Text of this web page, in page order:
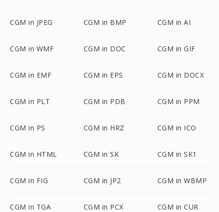
CGM in JPEG CGM in BMP CGM in AI
CGM in WMF CGM in DOC CGM in GIF
CGM in EMF CGM in EPS CGM in DOCX
CGM in PLT CGM in PDB CGM in PPM
CGM in PS CGM in HRZ CGM in ICO
CGM in HTML CGM in SK CGM in SK1
CGM in FIG CGM in JP2 CGM in WBMP
CGM in TGA CGM in PCX CGM in CUR